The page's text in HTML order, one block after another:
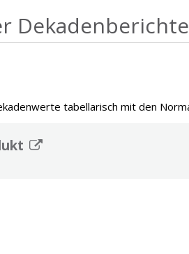
Dekadenberichte
tabellarisch mit den